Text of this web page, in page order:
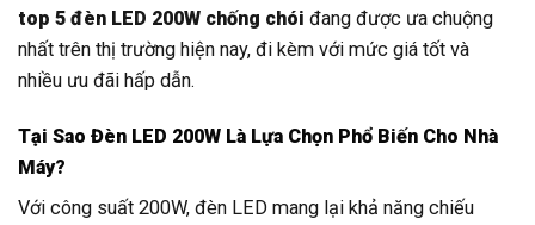
top 5 đèn LED 200W chống chói đang được ưa chuộng
nhất trên thị trường hiện nay, đi kèm với mức giá tốt và
nhiều ưu đãi hấp dẫn.
Tại Sao Đèn LED 200W Là Lựa Chọn Phổ Biến Cho Nhà
Máy?
Với công suất 200W, đèn LED mang lại khả năng chiếu